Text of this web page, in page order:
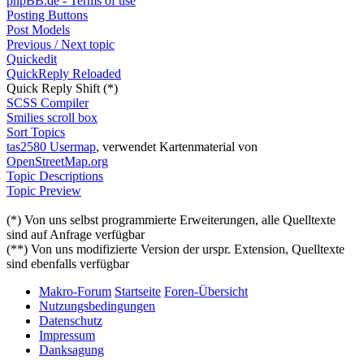
Posting Buttons
Post Models
Previous / Next topic
Quickedit
QuickReply Reloaded
Quick Reply Shift (*)
SCSS Compiler
Smilies scroll box
Sort Topics
tas2580 Usermap, verwendet Kartenmaterial von
OpenStreetMap.org
Topic Descriptions
Topic Preview
(*) Von uns selbst programmierte Erweiterungen, alle Quelltexte
sind auf Anfrage verfügbar
(**) Von uns modifizierte Version der urspr. Extension, Quelltexte
sind ebenfalls verfügbar
Makro-Forum Startseite Foren-Übersicht
Nutzungsbedingungen
Datenschutz
Impressum
Danksagung